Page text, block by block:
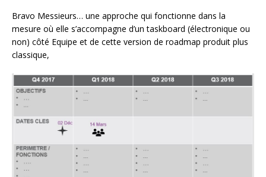
Bravo Messieurs… une approche qui fonctionne dans la
mesure où elle s’accompagne d’un taskboard (électronique ou
non) côté Equipe et de cette version de roadmap produit plus
classique,